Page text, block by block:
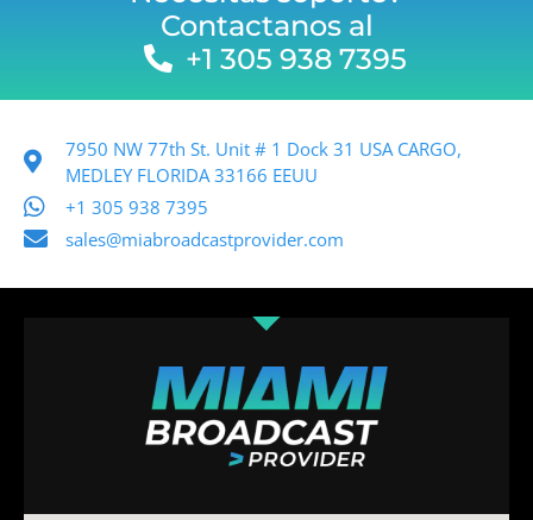
Contactanos al
+1 305 938 7395
7950 NW 77th St. Unit # 1 Dock 31 USA CARGO,
MEDLEY FLORIDA 33166 EEUU
+1 305 938 7395
sales@miabroadcastprovider.com